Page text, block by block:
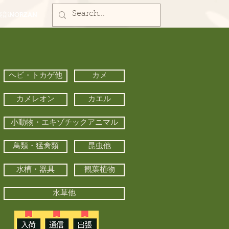
ヘビ・トカゲ他 カメ
カメレオン カエル
小動物・エキゾチックアニマル
鳥類・猛禽類 昆虫他
水槽・器具 観葉植物
水草他